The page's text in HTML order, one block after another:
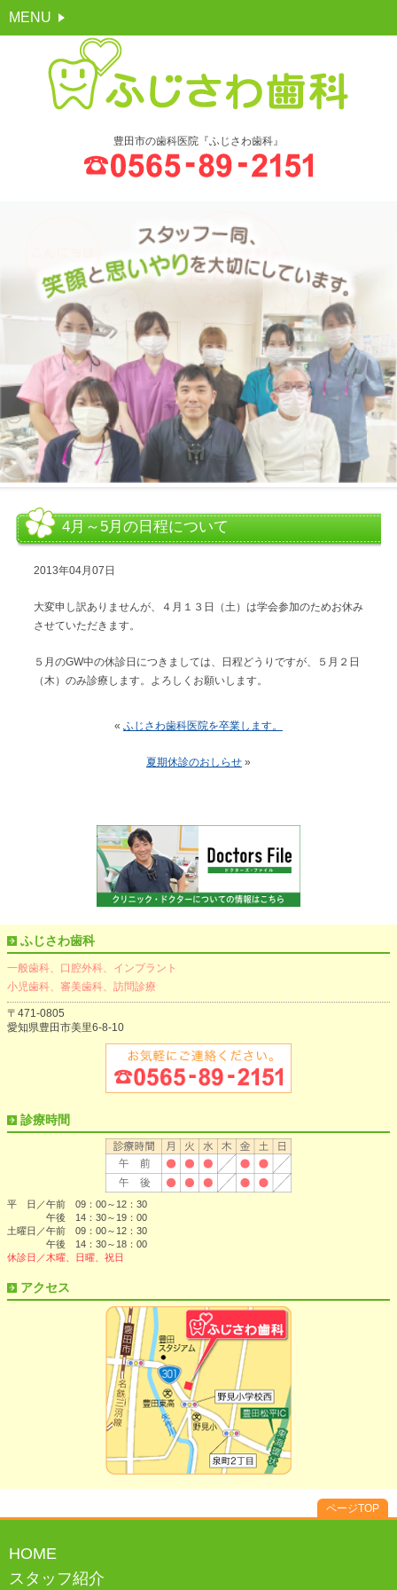
豊田市の歯科医院『ふじさわ歯科』
MENU
4月～5月の日程について
2013年04月07日
大変申し訳ありませんが、４月１３日（土）は学会参加のためお休み
させていただきます。
５月のGW中の休診日につきましては、日程どうりですが、５月２日
（木）のみ診療します。よろしくお願いします。
« ふじさわ歯科医院を卒業します。
夏期休診のおしらせ »
ふじさわ歯科
一般歯科、口腔外科、インプラント
小児歯科、審美歯科、訪問診療
〒471-0805
愛知県豊田市美里6-8-10
診療時間
平 日／午前 09：00～12：30
午後 14：30～19：00
土曜日／午前 09：00～12：30
午後 14：30～18：00
休診日／木曜、日曜、祝日
アクセス
ページTOP
HOME
スタッフ紹介